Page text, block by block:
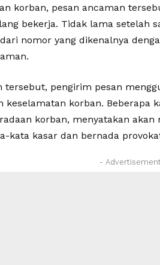
korban, pesan ancaman
bekerja. Tidak lama setelah
nomor yang dikenalnya
tersebut, pengirim pesan
keselamatan korban. Beberapa
korban, menyatakan
kata kasar dan bernada
-